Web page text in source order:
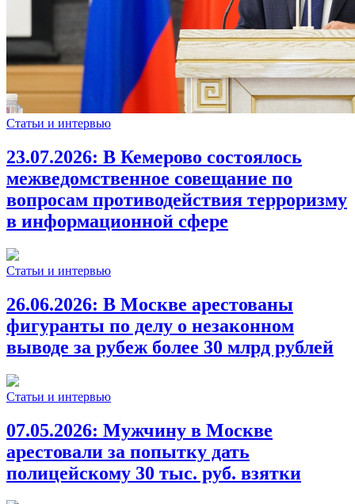
Статьи и интервью
23.07.2026: В Кемерово состоялось
межведомственное совещание по
вопросам противодействия терроризму
в информационной сфере
Статьи и интервью
26.06.2026: В Москве арестованы
фигуранты по делу о незаконном
выводе за рубеж более 30 млрд рублей
Статьи и интервью
07.05.2026: Мужчину в Москве
арестовали за попытку дать
полицейскому 30 тыс. руб. взятки